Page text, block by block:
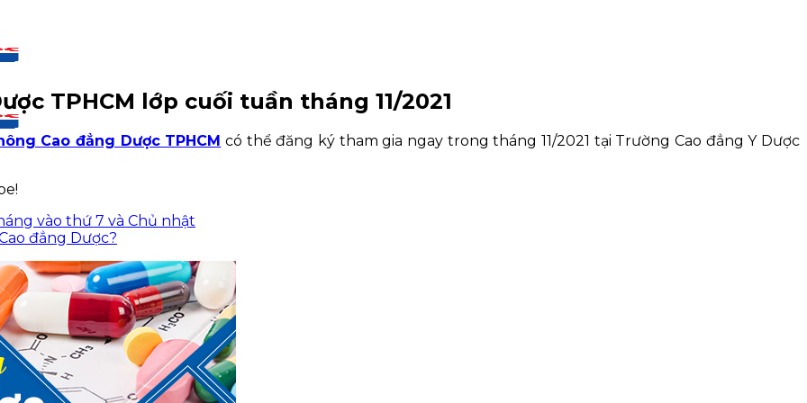
TPHCM lớp cuối tuần tháng 11/2021
Cao đẳng Dược TPHCM có thể đăng ký tham gia ngay trong tháng 11/2021 tại Trường Cao đẳng Y Dược
vào thứ 7 và Chủ nhật
đẳng Dược?